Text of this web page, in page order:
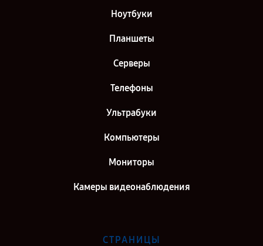
Ноутбуки
Планшеты
Серверы
Телефоны
Ультрабуки
Компьютеры
Мониторы
Камеры видеонаблюдения
СТРАНИЦЫ